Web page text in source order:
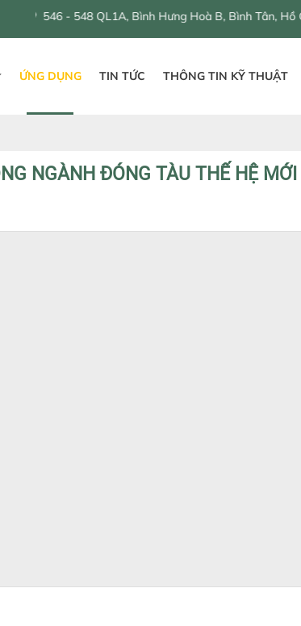
Bình Hưng Hoà B, Bình Tân, Hồ Chí Minh, Việt Nam
ỨNG DỤNG TIN TỨC THÔNG TIN KỸ THUẬT
NGÀNH ĐÓNG TÀU THẾ HỆ MỚI